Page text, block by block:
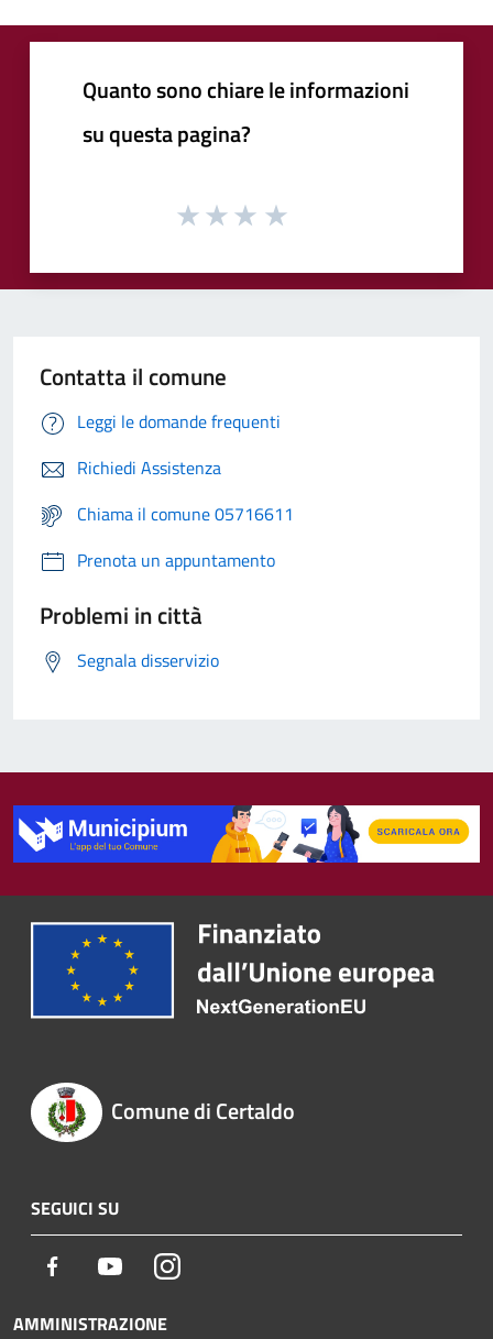
Quanto sono chiare le informazioni
su questa pagina?
Contatta il comune
Leggi le domande frequenti
Richiedi Assistenza
Chiama il comune 05716611
Prenota un appuntamento
Problemi in città
Segnala disservizio
Comune di Certaldo
SEGUICI SU
Facebook YoutubeInstagram
AMMINISTRAZIONE